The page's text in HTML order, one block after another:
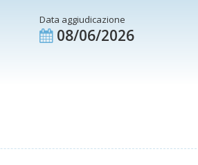
Data aggiudicazione
08/06/2026